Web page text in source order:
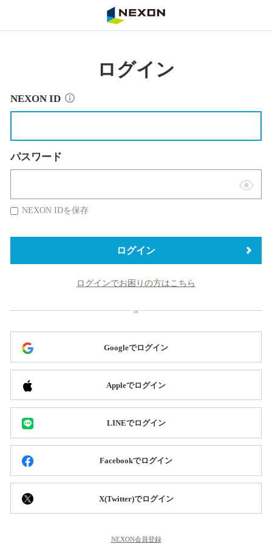
ログイン
NEXON ID
パスワード
表
替
NEXON IDを保存
ログイン
ログインでお困りの方はこちら
Googleでログイン
Appleでログイン
LINEでログイン
Facebookでログイン
X(Twitter)でログイン
NEXON会員登録